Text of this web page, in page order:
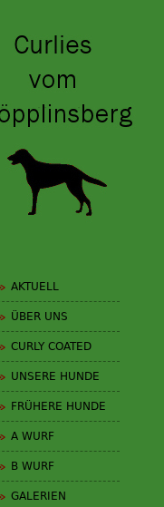
AKTUELL
ÜBER UNS
CURLY COATED
UNSERE HUNDE
FRÜHERE HUNDE
A WURF
B WURF
GALERIEN